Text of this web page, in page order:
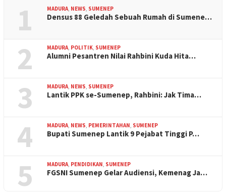
1 MADURA, NEWS, SUMENEP
Densus 88 Geledah Sebuah Rumah di Sumene…
2 MADURA, POLITIK, SUMENEP
Alumni Pesantren Nilai Rahbini Kuda Hita…
3 MADURA, NEWS, SUMENEP
Lantik PPK se-Sumenep, Rahbini: Jak Tima…
4 MADURA, NEWS, PEMERINTAHAN, SUMENEP
Bupati Sumenep Lantik 9 Pejabat Tinggi P…
5 MADURA, PENDIDIKAN, SUMENEP
FGSNI Sumenep Gelar Audiensi, Kemenag Ja…